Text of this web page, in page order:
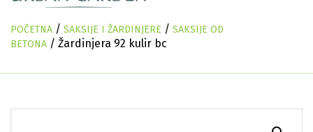
POČETNA / SAKSIJE I ŽARDINJERE / SAKSIJE OD
BETONA / Žardinjera 92 kulir bc